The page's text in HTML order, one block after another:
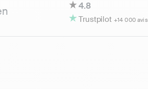
4.8
Trustpilot +14 000 avis